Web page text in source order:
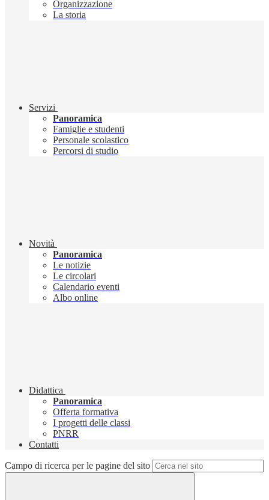
Organizzazione
La storia
Servizi
Panoramica
Famiglie e studenti
Personale scolastico
Percorsi di studio
Novità
Panoramica
Le notizie
Le circolari
Calendario eventi
Albo online
Didattica
Panoramica
Offerta formativa
I progetti delle classi
PNRR
Contatti
Campo di ricerca per le pagine del sito